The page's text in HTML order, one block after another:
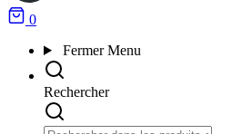
0
Fermer Menu
Rechercher